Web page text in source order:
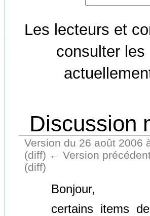
Les lecteurs et
consulter les
Discussion
Version du 26 août 2006
(diff) ← Version
(diff)
Bonjour,
certains items